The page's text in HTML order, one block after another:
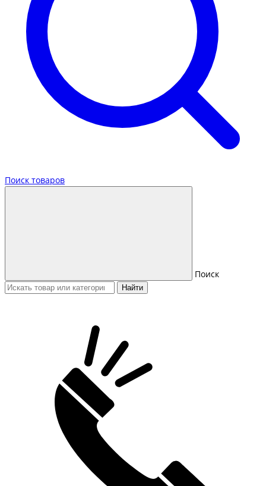
Поиск товаров
Поиск
Найти